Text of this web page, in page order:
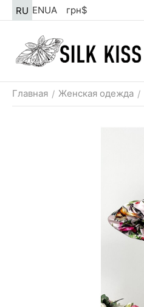
RU ENUA грн$
Главная / Женская одежда /